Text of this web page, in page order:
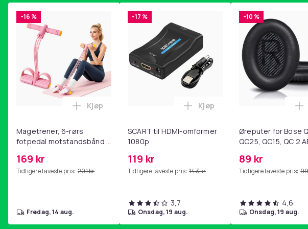
-16 %
Magetrener, 6-rørs
fotpedal motstandsbånd -
yoga og
hjemmegymnastikk Pink
169 kr
Tidligere laveste pris: 201 kr
Legg Magetrener, 6-rørs fotpedal motstandsbånd - mage-
Kjøp
fredag, 14 aug.
-17 %
SCART til HDMI-omformer
1080p
119 kr
Tidligere laveste pris: 143 kr
Legg SCART til HDMI-
Kjøp
3,7
onsdag, 19 aug.
-10 %
Øreputer for Bose
QC25, QC15, QC 2
SoundLink Black
89 kr
Tidligere laveste pris:
4,6
onsdag, 19 aug.